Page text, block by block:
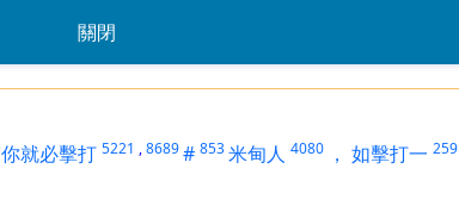
關閉
你就必擊打 5221 ,8689# 853米甸人 4080 ， 如擊打一 259